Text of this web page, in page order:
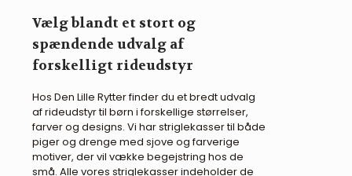
Vælg blandt et stort og
spændende udvalg af
forskelligt rideudstyr
Hos Den Lille Rytter finder du et bredt udvalg
af rideudstyr til børn i forskellige størrelser,
farver og designs. Vi har striglekasser til både
piger og drenge med sjove og farverige
motiver, der vil vække begejstring hos de
små. Alle vores striglekasser indeholder de